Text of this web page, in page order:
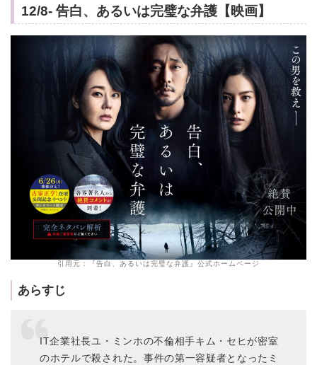
12/8- 告白、あるいは完璧な弁護【映画】
引用元：『告白、あるいは完璧な弁護』公式ホームページ
あらすじ
IT企業社長ユ・ミンホの不倫相手キム・セヒが密室
のホテルで殺された。事件の第一容疑者となったミ